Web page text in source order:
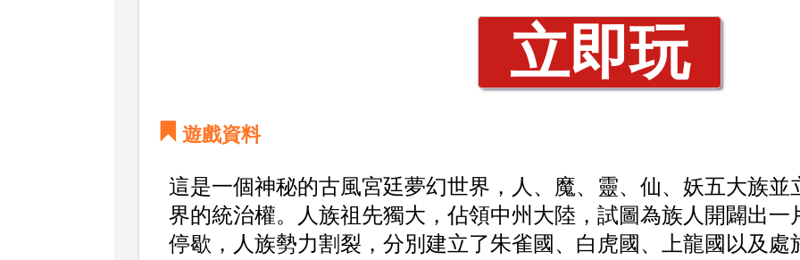
立即玩
遊戲資料
這是一個神秘的古風宮廷夢幻世界，人、魔、靈、仙、妖五大族並
界的統治權。人族祖先獨大，佔領中州大陸，試圖為族人開闢出一
停歇，人族勢力割裂，分別建立了朱雀國、白虎國、上龍國以及處